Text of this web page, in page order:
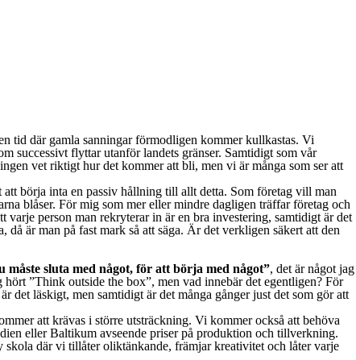
tid där gamla sanningar förmodligen kommer kullkastas. Vi
successivt flyttar utanför landets gränser. Samtidigt som vår
vet riktigt hur det kommer att bli, men vi är många som ser att
börja inta en passiv hållning till allt detta. Som företag vill man
blåser. För mig som mer eller mindre dagligen träffar företag och
person man rekryterar in är en bra investering, samtidigt är det
är man på fast mark så att säga. Är det verkligen säkert att den
måste sluta med något, för att börja med något”, det är något jag
”Think outside the box”, men vad innebär det egentligen? För
det läskigt, men samtidigt är det många gånger just det som gör att
att krävas i större utsträckning. Vi kommer också att behöva
eller Baltikum avseende priser på produktion och tillverkning.
där vi tillåter oliktänkande, främjar kreativitet och låter varje